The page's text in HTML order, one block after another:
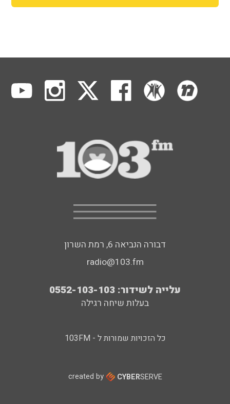
דבורה הנביאה 6, רמת השרון
radio@103.fm
עלייה לשידור: 0552-103-103
בעלות שיחה רגילה
כל הזכויות שמורות ל - 103FM
created by CYBERSERVE